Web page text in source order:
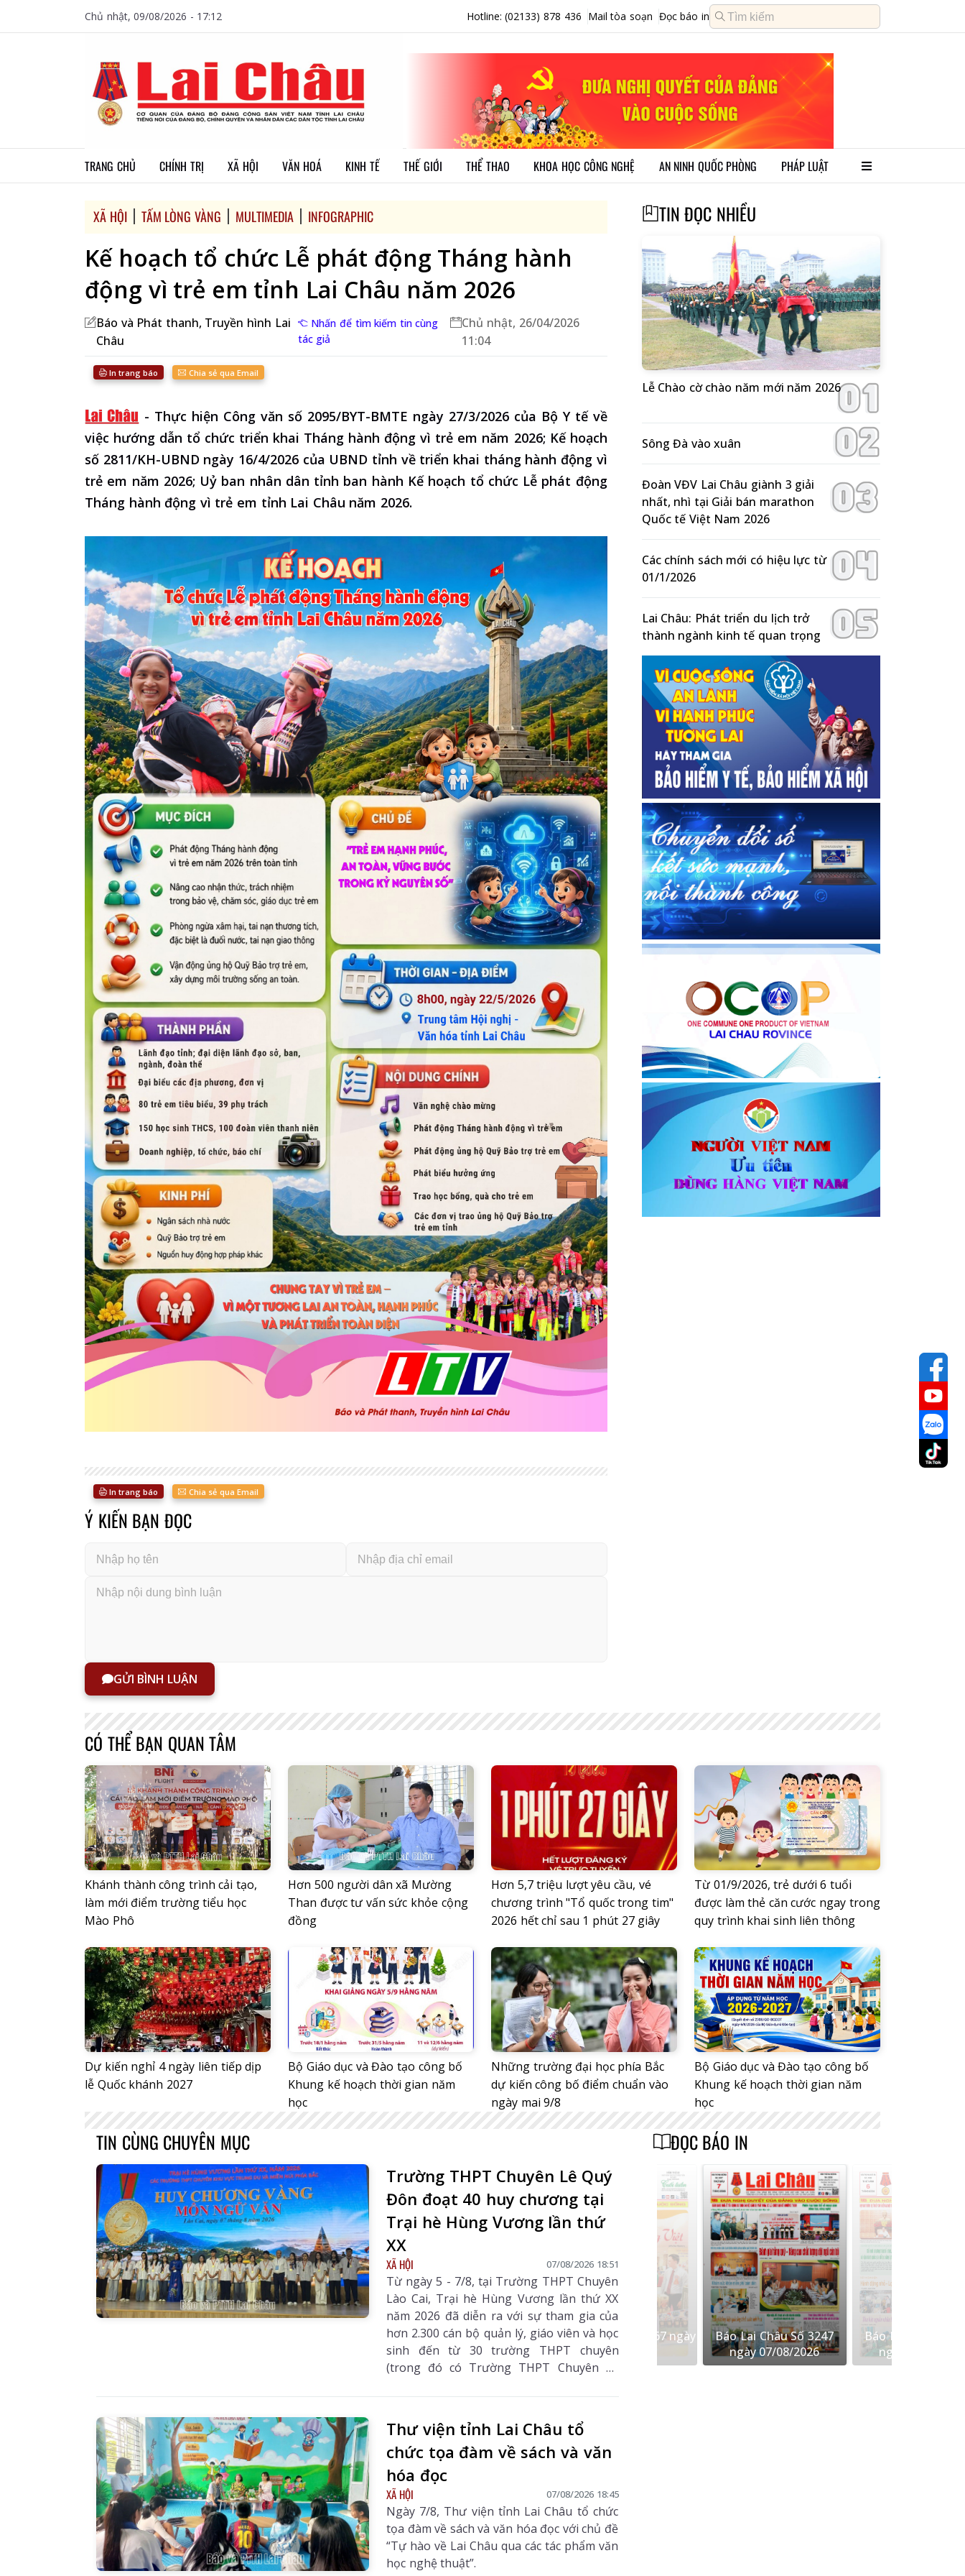
Chủ nhật, 09/08/2026 - 17:12 Hotline: (02133) 878 436 Mail tòa soạn Đọc báo in
TRANG CHỦ CHÍNH TRỊ XÃ HỘI VĂN HOÁ KINH TẾ THẾ GIỚI THỂ THAO KHOA HỌC CÔNG NGHỆ AN NINH QUỐC PHÒNG PHÁP LUẬT
XÃ HỘI TẤM LÒNG VÀNG MULTIMEDIA INFOGRAPHIC
Kế hoạch tổ chức Lễ phát động Tháng hành
động vì trẻ em tỉnh Lai Châu năm 2026
Báo và Phát thanh, Truyền hình Lai
Châu
Nhấn để tìm kiếm tin cùng
tác giả
Chủ nhật, 26/04/2026
11:04
In trang báo Chia sẻ qua Email
- Thực hiện Công văn số 2095/BYT-BMTE ngày 27/3/2026 của Bộ Y tế về
việc hướng dẫn tổ chức triển khai Tháng hành động vì trẻ em năm 2026; Kế hoạch
số 2811/KH-UBND ngày 16/4/2026 của UBND tỉnh về triển khai tháng hành động vì
trẻ em năm 2026; Uỷ ban nhân dân tỉnh ban hành Kế hoạch tổ chức Lễ phát động
Tháng hành động vì trẻ em tỉnh Lai Châu năm 2026.
In trang báo Chia sẻ qua Email
Ý KIẾN BẠN ĐỌC
GỬI BÌNH LUẬN
TIN ĐỌC NHIỀU
Lễ Chào cờ chào năm mới năm 2026
Sông Đà vào xuân
Đoàn VĐV Lai Châu giành 3 giải
nhất, nhì tại Giải bán marathon
Quốc tế Việt Nam 2026
Các chính sách mới có hiệu lực từ
01/1/2026
Lai Châu: Phát triển du lịch trở
thành ngành kinh tế quan trọng
CÓ THỂ BẠN QUAN TÂM
Khánh thành công trình cải tạo,
làm mới điểm trường tiểu học
Mào Phô
Hơn 500 người dân xã Mường
Than được tư vấn sức khỏe cộng
đồng
Hơn 5,7 triệu lượt yêu cầu, vé
chương trình "Tổ quốc trong tim"
2026 hết chỉ sau 1 phút 27 giây
Từ 01/9/2026, trẻ dưới 6 tuổi
được làm thẻ căn cước ngay trong
quy trình khai sinh liên thông
Dự kiến nghỉ 4 ngày liên tiếp dịp
lễ Quốc khánh 2027
Bộ Giáo dục và Đào tạo công bố
Khung kế hoạch thời gian năm
học
Những trường đại học phía Bắc
dự kiến công bố điểm chuẩn vào
ngày mai 9/8
Bộ Giáo dục và Đào tạo công bố
Khung kế hoạch thời gian năm
học
TIN CÙNG CHUYÊN MỤC
Trường THPT Chuyên Lê Quý
Đôn đoạt 40 huy chương tại
Trại hè Hùng Vương lần thứ
XX
XÃ HỘI 07/08/2026 18:51
Từ ngày 5 - 7/8, tại Trường THPT Chuyên
Lào Cai, Trại hè Hùng Vương lần thứ XX
năm 2026 đã diễn ra với sự tham gia của
hơn 2.300 cán bộ quản lý, giáo viên và học
sinh đến từ 30 trường THPT chuyên
(trong đó có Trường THPT Chuyên Lê
trường THPT có truyền thống chất lượng
cao trên cả nước.
Thư viện tỉnh Lai Châu tổ
chức tọa đàm về sách và văn
hóa đọc
XÃ HỘI 07/08/2026 18:45
Ngày 7/8, Thư viện tỉnh Lai Châu tổ chức
tọa đàm về sách và văn hóa đọc với chủ đề
“Tự hào về Lai Châu qua các tác phẩm văn
học nghệ thuật”.
ĐỌC BÁO IN
Báo Lai Châu Số 3241
ngày 29/07/2026
Báo Lai Châu Số 567 ngày
08/08/2026
Báo Lai Châu Số 3247
ngày 07/08/2026
Báo Lai Châu Số
ngày 06/08/